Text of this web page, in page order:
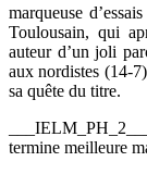
marqueuse
Toulousain, qui
auteur d’un joli
aux nordistes (14-
sa quête du titre.
termine meilleure